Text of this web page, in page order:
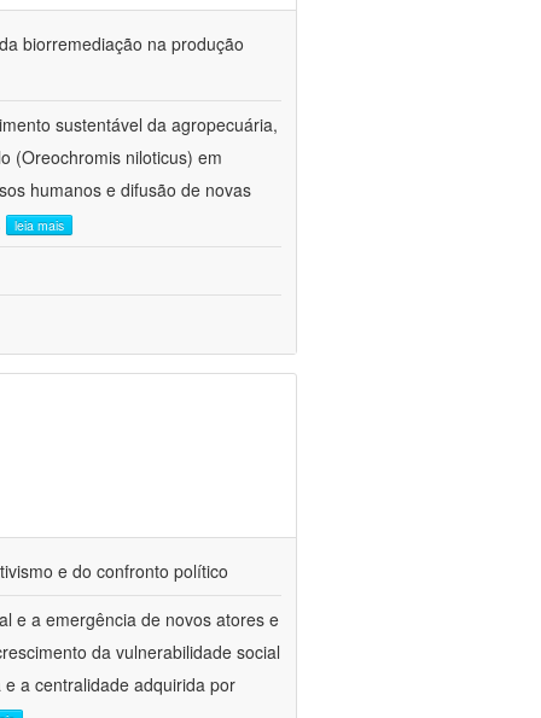
biorremediação na produção
sustentável da agropecuária,
(Oreochromis niloticus) em
humanos e difusão de novas
leia mais
e do confronto político
e a emergência de novos atores e
da vulnerabilidade social
a centralidade adquirida por